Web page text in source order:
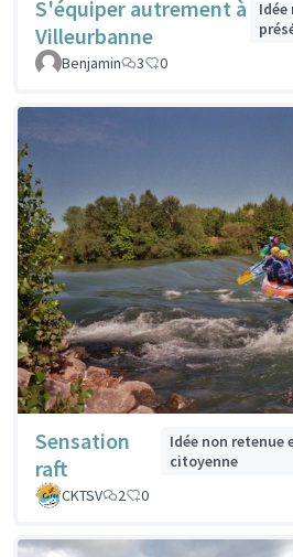
S'équiper autrement à
Villeurbanne
Idée
Benjamin
3 0
Sensation
raft
Idée non retenue
citoyenne
CKTSV
2 0